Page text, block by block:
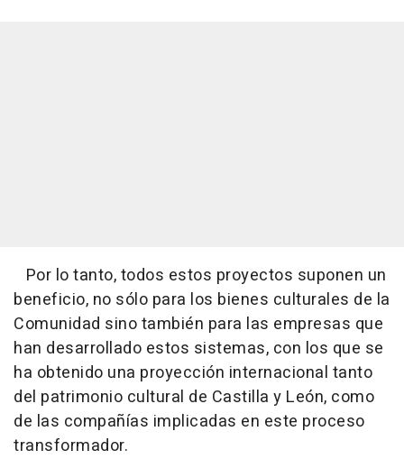
Por lo tanto, todos estos proyectos suponen un
beneficio, no sólo para los bienes culturales de la
Comunidad sino también para las empresas que
han desarrollado estos sistemas, con los que se
ha obtenido una proyección internacional tanto
del patrimonio cultural de Castilla y León, como
de las compañías implicadas en este proceso
transformador.